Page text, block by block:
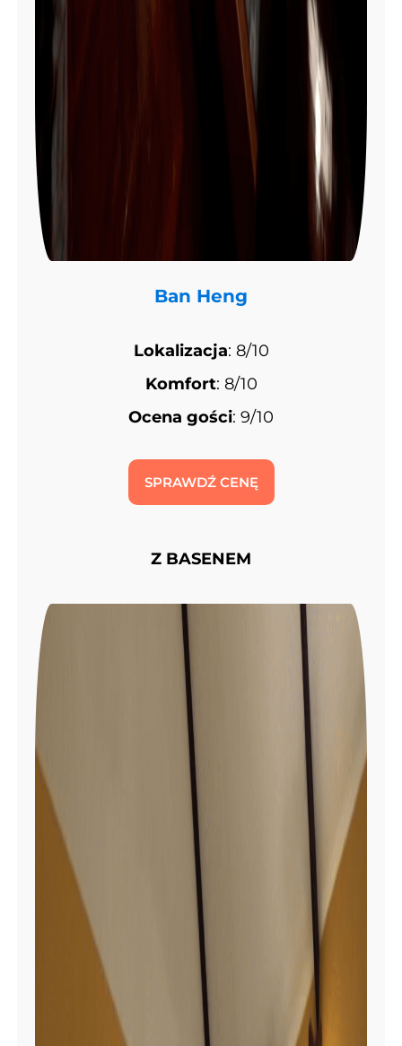
Ban Heng
Lokalizacja: 8/10
Komfort: 8/10
Ocena gości: 9/10
SPRAWDŹ CENĘ
Z BASENEM